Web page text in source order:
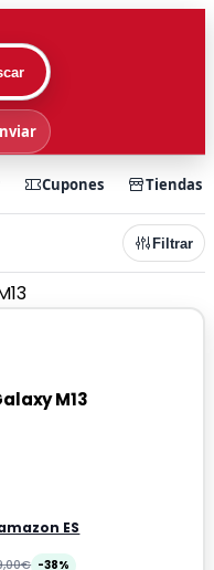
Cupones Tiendas
Filtrar
M13
ES
-38%